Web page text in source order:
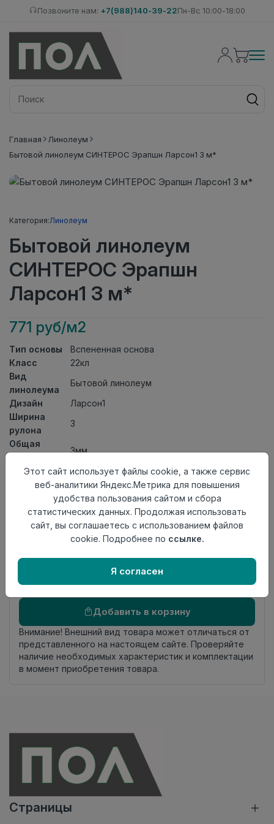
Позвоните нам: +7(988)140-39-22Пн-Вс 10:00-18:00
Главная
Линолеум
Бытовой линолеум СИНТЕРОС Эрапшн Ларсон1 3 м*
Категория:Линолеум
Бытовой линолеум
СИНТЕРОС Эрапшн
Ларсон1 3 м*
771 руб/м2
Тип основы
Вспененная основа
Класс
22кл
Вид
линолеума
Бытовой линолеум
Дизайн
Ларсон1
Ширина
рулона
3
Общая
3мм
Толщина
защитного
0,20мм
АктуальностьСнят с производства
Страна
происхождения
Россия
Осталось5.3 пог. м
Добавить в корзину
Внимание! Внешний вид товара может отличаться от
представленного на настоящем сайте. Проверяйте
наличие необходимых характеристик и комплектации
в момент приобретения товара.
Страницы
Этот сайт использует файлы cookie, а также сервис
веб-аналитики Яндекс.Метрика для повышения
удобства пользования сайтом и сбора
статистических данных. Продолжая использовать
сайт, вы соглашаетесь с использованием файлов
cookie. Подробнее по ссылке.
Я согласен